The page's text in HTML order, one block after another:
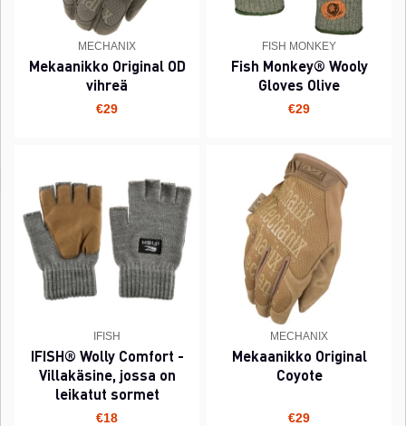
MECHANIX
Mekaanikko Original OD
vihreä
€29
FISH MONKEY
Fish Monkey® Wooly
Gloves Olive
€29
IFISH
IFISH® Wolly Comfort -
Villakäsine, jossa on
leikatut sormet
€18
MECHANIX
Mekaanikko Original
Coyote
€29